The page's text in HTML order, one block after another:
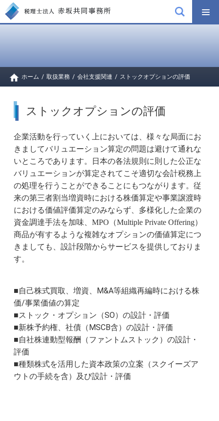
ホーム / 取扱業務 / 会社支援関連 / ストックオプションの評価
ストックオプションの評価
企業活動を行っていく上においては、様々な局面にお
きましてバリュエーション算定の問題は避けて通れな
いところであります。日本の各法規則に則した公正な
バリュエーションが算定されてこそ適切な会計税務上
の処理を行うことができることにもつながります。従
来の第三者割当増資時における株価算定や事業譲渡時
における価値評価算定のみならず、多様化した企業の
資金調達手法を加味、MPO（Multiple Private Offering）
商品が有するような複雑なオプションの価値算定につ
きましても、設計段階からサービスを提供しておりま
す。
■自己株式買取、増資、M&A等組織再編時における株
価/事業価値の算定
■ストック・オプション（SO）の設計・評価
■新株予約権、社債（MSCB含）の設計・評価
■自社株連動型報酬（ファントムストック）の設計・
評価
■種類株式を活用した資本政策の立案（スクイーズア
ウトの手続を含）及び設計・評価